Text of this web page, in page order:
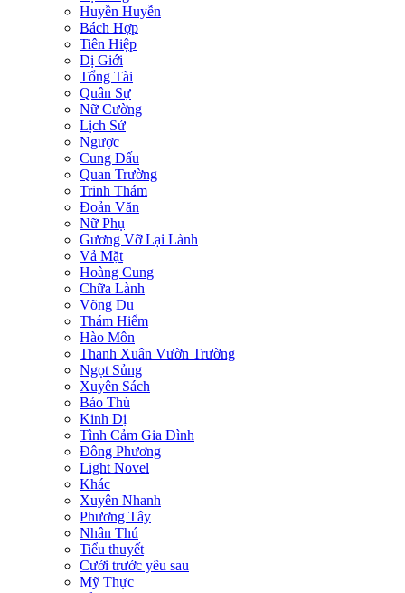
Huyền Huyễn
Bách Hợp
Tiên Hiệp
Dị Giới
Tổng Tài
Quân Sự
Nữ Cường
Lịch Sử
Ngược
Cung Đấu
Quan Trường
Trinh Thám
Đoản Văn
Nữ Phụ
Gương Vỡ Lại Lành
Vả Mặt
Hoàng Cung
Chữa Lành
Võng Du
Thám Hiểm
Hào Môn
Thanh Xuân Vườn Trường
Ngọt Sủng
Xuyên Sách
Báo Thù
Kinh Dị
Tình Cảm Gia Đình
Đông Phương
Light Novel
Khác
Xuyên Nhanh
Phương Tây
Nhân Thú
Tiểu thuyết
Cưới trước yêu sau
Mỹ Thực